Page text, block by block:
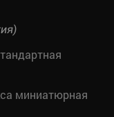
миниатюрная